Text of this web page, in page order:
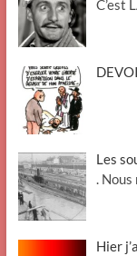
C’est
Les
.
Hier